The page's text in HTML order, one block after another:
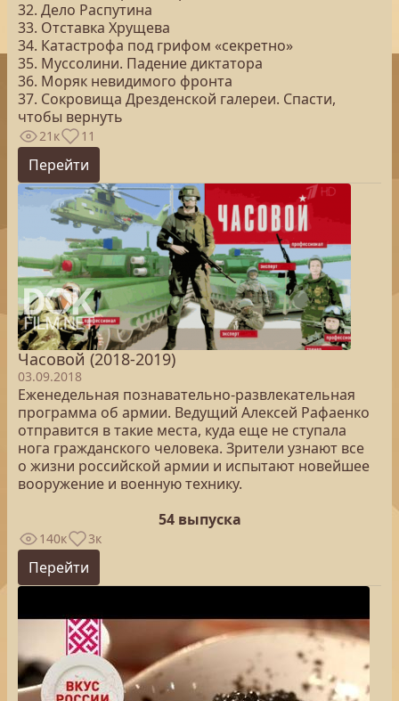
32. Дело Распутина
33. Отставка Хрущева
34. Катастрофа под грифом «секретно»
35. Муссолини. Падение диктатора
36. Моряк невидимого фронта
37. Сокровища Дрезденской галереи. Спасти,
чтобы вернуть
21к 11
Перейти
Часовой (2018-2019)
03.09.2018
Еженедельная познавательно-развлекательная
программа об армии. Ведущий Алексей Рафаенко
отправится в такие места, куда еще не ступала
нога гражданского человека. Зрители узнают все
о жизни российской армии и испытают новейшее
вооружение и военную технику.
54 выпуска
140к 3к
Перейти